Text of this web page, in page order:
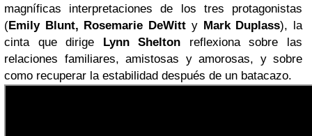
magníficas interpretaciones de los tres protagonistas
(Emily Blunt, Rosemarie DeWitt y Mark Duplass), la
cinta que dirige
Lynn Shelton reflexiona sobre las
relaciones familiares, amistosas y amorosas, y sobre
como recuperar la estabilidad después de un batacazo.